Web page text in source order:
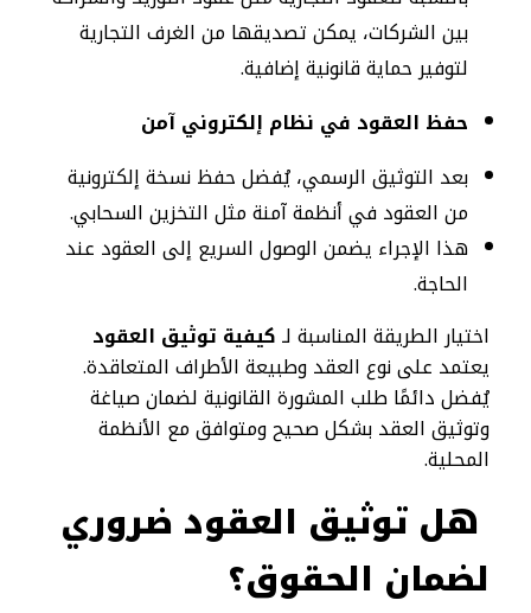
بين الشركات، يمكن تصديقها من الغرف التجارية
لتوفير حماية قانونية إضافية.
حفظ العقود في نظام إلكتروني آمن
بعد التوثيق الرسمي، يُفضل حفظ نسخة إلكترونية
من العقود في أنظمة آمنة مثل التخزين السحابي.
هذا الإجراء يضمن الوصول السريع إلى العقود عند
الحاجة.
اختيار الطريقة المناسبة لـكيفية توثيق العقود
يعتمد على نوع العقد وطبيعة الأطراف المتعاقدة.
يُفضل دائمًا طلب المشورة القانونية لضمان صياغة
وتوثيق العقد بشكل صحيح ومتوافق مع الأنظمة
المحلية.
هل توثيق العقود ضروري
لضمان الحقوق؟